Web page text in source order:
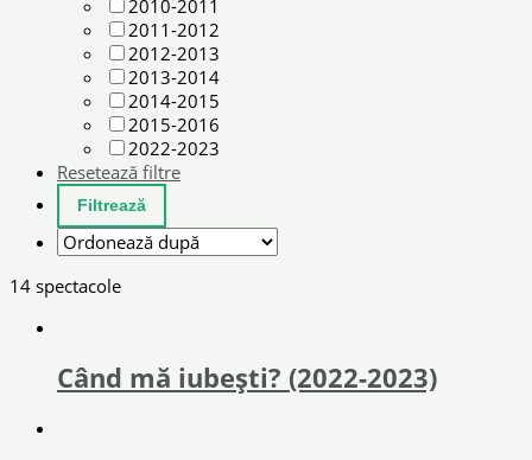
2010-2011
2011-2012
2012-2013
2013-2014
2014-2015
2015-2016
2022-2023
Resetează filtre
14 spectacole
Când mă iubești? (2022-2023)